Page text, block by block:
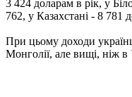
3 424 доларам в рік, у
762, у Казахстані - 8 781
При цьому доходи
Монголії, але вищі, ніж в